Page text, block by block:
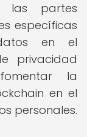
las partes
específicas
en el
privacidad
la
en el
personales.